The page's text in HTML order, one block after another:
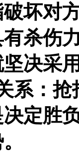
坏对
杀伤
决采
系：
定胜